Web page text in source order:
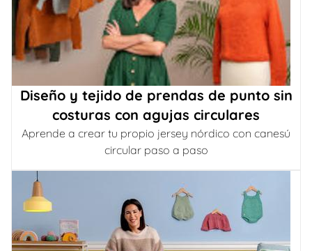
Diseño y tejido de prendas de punto sin
costuras con agujas circulares
Aprende a crear tu propio jersey nórdico con canesú
circular paso a paso